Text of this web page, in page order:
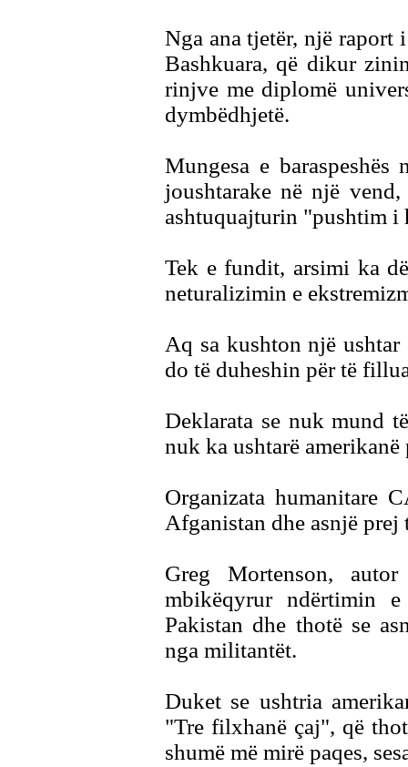
Nga ana tjetër, një raport
Bashkuara, që dikur
rinjve me diplomë
dymbëdhjetë.
Mungesa e
joushtarake në një
ashtuquajturin "pushtim i
Tek e fundit, arsimi ka
neturalizimin e
Aq sa kushton një
do të duheshin për të
Deklarata se nuk mund
nuk ka ushtarë
Organizata humanitare
Afganistan dhe asnjë
Greg Mortenson,
mbikëqyrur ndërtimin
Pakistan dhe thotë se
nga militantët.
Duket se ushtria
"Tre filxhanë çaj", që
shumë më mirë paqes,